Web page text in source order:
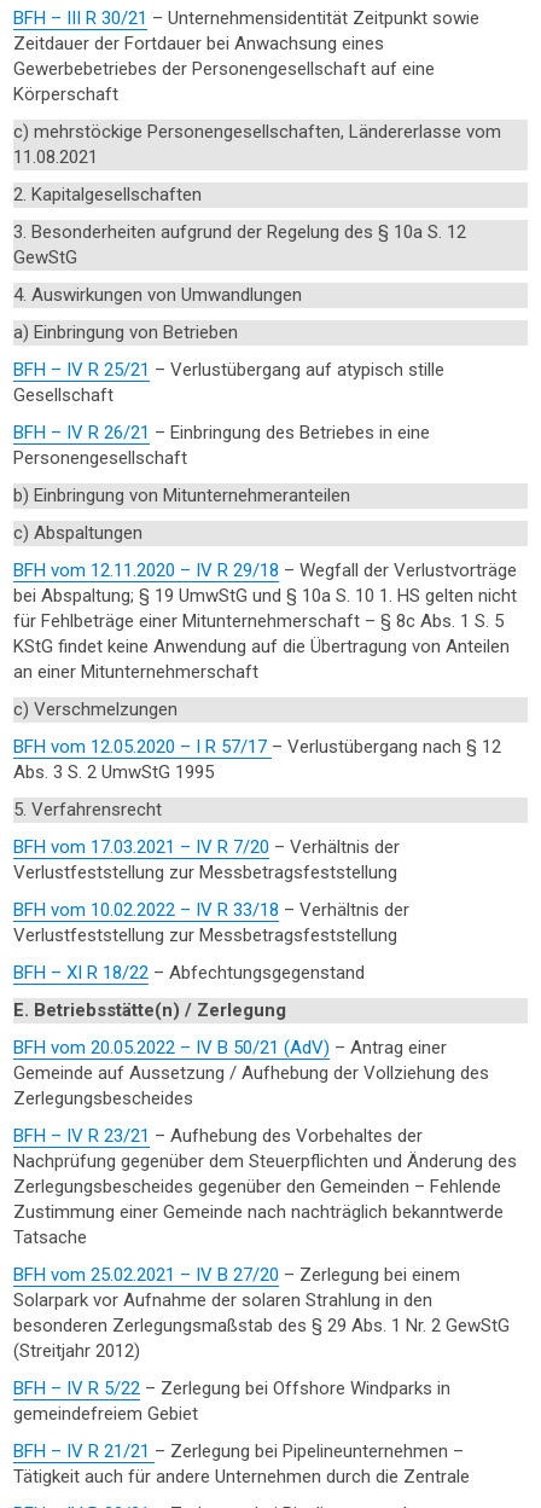
BFH – III R 30/21 – Unternehmensidentität Zeitpunkt sowie
Zeitdauer der Fortdauer bei Anwachsung eines
Gewerbebetriebes der Personengesellschaft auf eine
Körperschaft
c) mehrstöckige Personengesellschaften, Ländererlasse vom
11.08.2021
2. Kapitalgesellschaften
3. Besonderheiten aufgrund der Regelung des § 10a S. 12
GewStG
4. Auswirkungen von Umwandlungen
a) Einbringung von Betrieben
BFH – IV R 25/21 – Verlustübergang auf atypisch stille
Gesellschaft
BFH – IV R 26/21 – Einbringung des Betriebes in eine
Personengesellschaft
b) Einbringung von Mitunternehmeranteilen
c) Abspaltungen
BFH vom 12.11.2020 – IV R 29/18 – Wegfall der Verlustvorträge
bei Abspaltung; § 19 UmwStG und § 10a S. 10 1. HS gelten nicht
für Fehlbeträge einer Mitunternehmerschaft – § 8c Abs. 1 S. 5
KStG findet keine Anwendung auf die Übertragung von Anteilen
an einer Mitunternehmerschaft
c) Verschmelzungen
BFH vom 12.05.2020 – I R 57/17 – Verlustübergang nach § 12
Abs. 3 S. 2 UmwStG 1995
5. Verfahrensrecht
BFH vom 17.03.2021 – IV R 7/20 – Verhältnis der
Verlustfeststellung zur Messbetragsfeststellung
BFH vom 10.02.2022 – IV R 33/18 – Verhältnis der
Verlustfeststellung zur Messbetragsfeststellung
BFH – XI R 18/22 – Abfechtungsgegenstand
E. Betriebsstätte(n) / Zerlegung
BFH vom 20.05.2022 – IV B 50/21 (AdV) – Antrag einer
Gemeinde auf Aussetzung / Aufhebung der Vollziehung des
Zerlegungsbescheides
BFH – IV R 23/21 – Aufhebung des Vorbehaltes der
Nachprüfung gegenüber dem Steuerpflichten und Änderung des
Zerlegungsbescheides gegenüber den Gemeinden – Fehlende
Zustimmung einer Gemeinde nach nachträglich bekanntwerde
Tatsache
BFH vom 25.02.2021 – IV B 27/20 – Zerlegung bei einem
Solarpark vor Aufnahme der solaren Strahlung in den
besonderen Zerlegungsmaßstab des § 29 Abs. 1 Nr. 2 GewStG
(Streitjahr 2012)
BFH – IV R 5/22 – Zerlegung bei Offshore Windparks in
gemeindefreiem Gebiet
BFH – IV R 21/21 – Zerlegung bei Pipelineunternehmen –
Tätigkeit auch für andere Unternehmen durch die Zentrale